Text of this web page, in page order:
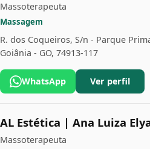
Massoterapeuta
Massagem
R. dos Coqueiros, S/n - Parque
Goiânia - GO, 74913-117
WhatsApp Ver perfil
AL Estética | Ana Luiza
Massoterapeuta